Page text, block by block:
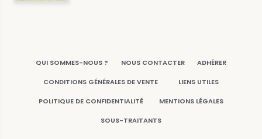
QUI SOMMES-NOUS ? NOUS CONTACTER ADHÉRER
CONDITIONS GÉNÉRALES DE VENTE LIENS UTILES
POLITIQUE DE CONFIDENTIALITÉ MENTIONS LÉGALES
SOUS-TRAITANTS